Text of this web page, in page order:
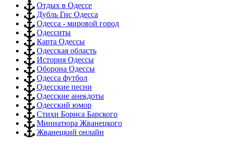
Отдых в Одессе
Дубль Гис Одесса
Одесса - мировой город
Одесситы
Карта Одессы
Одесская область
История Одессы
Оборона Одессы
Одесса футбол
Одесские песни
Одесские анекдоты
Одесский юмор
Стихи Бориса Барского
Миниатюра Жванецкого
Жванецкий онлайн